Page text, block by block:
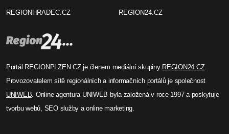
REGIONHRADEC.CZ REGION24.CZ
Portál REGIONPLZEN.CZ je členem mediální skupiny REGION24.CZ.
Provozovatelem sítě regionálních a informačních portálů je společnost
UNIWEB . Online agentura UNIWEB byla založená v roce 1997 a poskytuje
tvorbu webů, SEO služby a online marketing.